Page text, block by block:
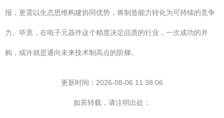
报，更需以生态思维构建协同优势，将制造能力转化为可持续的竞争
力。毕竟，在电子元器件这个精度决定品质的行业，一次成功的并
购，或许就是通向未来技术制高点的阶梯。
更新时间：2026-08-06 11:38:06
如若转载，请注明出处：